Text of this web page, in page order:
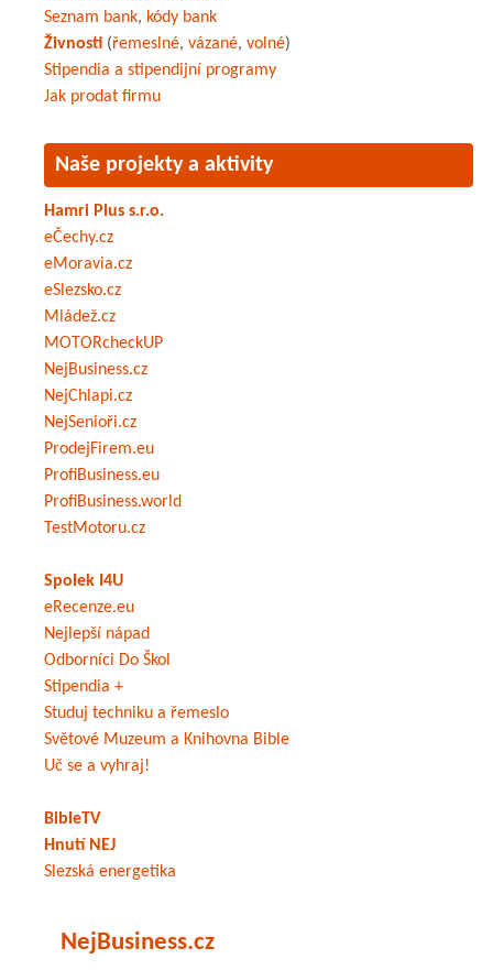
Seznam bank, kódy bank
Živnosti (řemeslné, vázané, volné)
Stipendia a stipendijní programy
Jak prodat firmu
Naše projekty a aktivity
Hamri Plus s.r.o.
eČechy.cz
eMoravia.cz
eSlezsko.cz
Mládež.cz
MOTORcheckUP
NejBusiness.cz
NejChlapi.cz
NejSenioři.cz
ProdejFirem.eu
ProfiBusiness.eu
ProfiBusiness.world
TestMotoru.cz
Spolek I4U
eRecenze.eu
Nejlepší nápad
Odborníci Do Škol
Stipendia +
Studuj techniku a řemeslo
Světové Muzeum a Knihovna Bible
Uč se a vyhraj!
BibleTV
Hnutí NEJ
Slezská energetika
NejBusiness.cz